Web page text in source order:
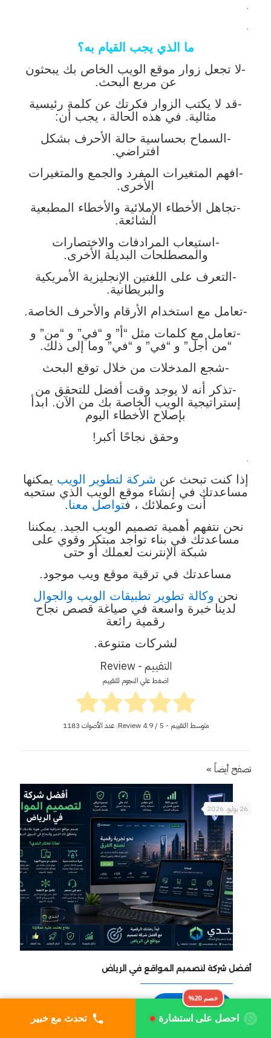
.
.
ما الذي يجب القيام به؟
-لا تجعل زوار موقع الويب الخاص بك يبحثون
عن مربع البحث.
-قد لا يكتب الزوار فكرتك عن كلمة رئيسية
مثالية. في هذه الحالة ، يجب أن:
-السماح بحساسية حالة الأحرف بشكل
افتراضي.
-افهم المتغيرات المفرد والجمع والمتغيرات
الأخرى.
-تجاهل الأخطاء الإملائية والأخطاء المطبعية
الشائعة.
-استيعاب المرادفات والاختصارات
والمصطلحات البديلة الأخرى.
-التعرف على اللغتين الإنجليزية الأمريكية
والبريطانية.
-تعامل مع استخدام الأرقام والأحرف الخاصة.
-تعامل مع كلمات مثل “أ” و “في” و “من” و
“من أجل” و “في” و “في” وما إلى ذلك.
-شجع المدخلات من خلال توقع البحث
-تذكر أنه لا يوجد وقت أفضل للتحقق من
إستراتيجية الويب الخاصة بك من الآن. ابدأ
بإصلاح الأخطاء اليوم
وحقق نجاحًا أكبر!
.
إذا كنت تبحث عن شركة لتطوير الويب يمكنها
مساعدتك في إنشاء موقع الويب الذي ستحبه
أنت وعملائك ، فتواصل معنا.
نحن نتفهم أهمية تصميم الويب الجيد. يمكننا
مساعدتك في بناء تواجد مبتكر وقوي على
شبكة الإنترنت لعملك أو حتى
مساعدتك في ترقية موقع ويب موجود.
نحن وكالة تطوير تطبيقات الويب والجوال
لدينا خبرة واسعة في صياغة قصص نجاح
رقمية رائعة
لشركات متنوعة.
التقييم - Review
اضغط علي النجوم للتقييم
متوسط التقييم - Review 4.9/ 5. عدد الأصوات 1183
تصفح أيضاً »
26 يوليو، 2026
أفضل شركة لتصميم المواقع في الرياض
اقرأ المزيد
خصم 20%
احصل على استشارة تحدث مع خبير